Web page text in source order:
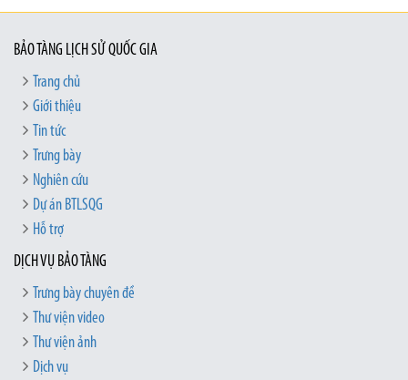
BẢO TÀNG LỊCH SỬ QUỐC GIA
Trang chủ
Giới thiệu
Tin tức
Trưng bày
Nghiên cứu
Dự án BTLSQG
Hỗ trợ
DỊCH VỤ BẢO TÀNG
Trưng bày chuyên đề
Thư viện video
Thư viện ảnh
Dịch vụ